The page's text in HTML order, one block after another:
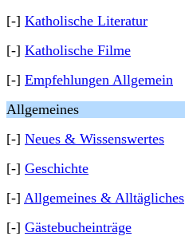
[-] Katholische Literatur
[-] Katholische Filme
[-] Empfehlungen Allgemein
Allgemeines
[-] Neues & Wissenswertes
[-] Geschichte
[-] Allgemeines & Alltägliches
[-] Gästebucheinträge